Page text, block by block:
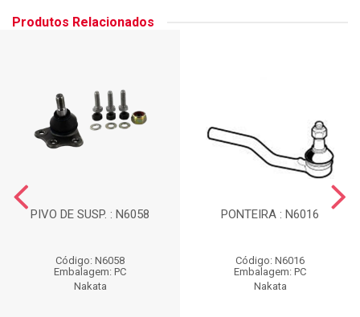
Produtos Relacionados
PIVO DE SUSP. : N6058
Código: N6058
Embalagem: PC
Nakata
PONTEIRA : N6016
Código: N6016
Embalagem: PC
Nakata